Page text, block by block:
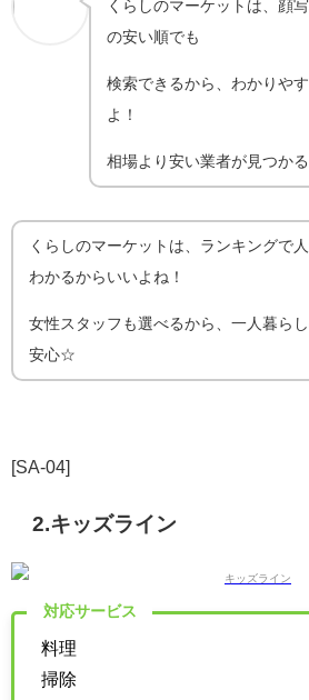
くらしのマーケットは、顔
の安い順でも
検索できるから、わかりや
よ！
相場より安い業者が見つかる
くらしのマーケットは、ランキングで
わかるからいいよね！
女性スタッフも選べるから、一人暮ら
安心☆
[SA-04]
2.キッズライン
対応サービス
料理
掃除